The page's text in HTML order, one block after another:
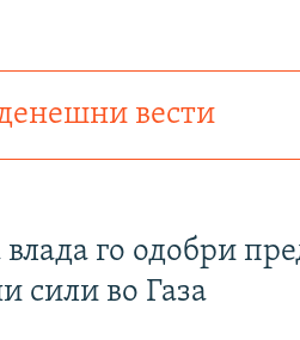
вести
влада го одобри
сили во Газа